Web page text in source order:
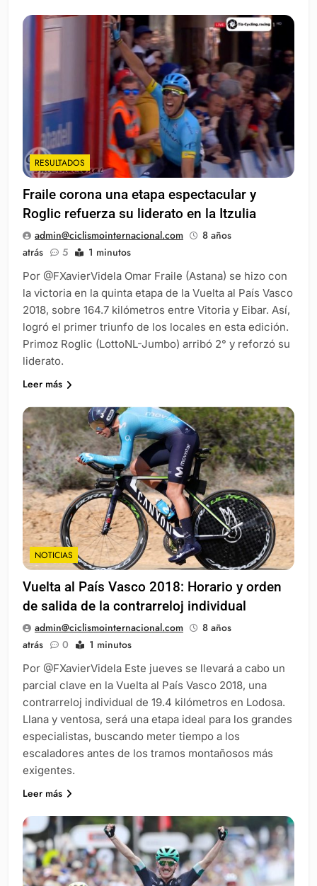
RESULTADOS
Fraile corona una etapa espectacular y
Roglic refuerza su liderato en la Itzulia
admin@ciclismointernacional.com
8 años
atrás
5 1 minutos
Por @FXavierVidela Omar Fraile (Astana) se hizo con
la victoria en la quinta etapa de la Vuelta al País Vasco
2018, sobre 164.7 kilómetros entre Vitoria y Eibar. Así,
logró el primer triunfo de los locales en esta edición.
Primoz Roglic (LottoNL-Jumbo) arribó 2° y reforzó su
liderato.
Leer más
NOTICIAS
Vuelta al País Vasco 2018: Horario y orden
de salida de la contrarreloj individual
admin@ciclismointernacional.com
8 años
atrás
0 1 minutos
Por @FXavierVidela Este jueves se llevará a cabo un
parcial clave en la Vuelta al País Vasco 2018, una
contrarreloj individual de 19.4 kilómetros en Lodosa.
Llana y ventosa, será una etapa ideal para los grandes
especialistas, buscando meter tiempo a los
escaladores antes de los tramos montañosos más
exigentes.
Leer más